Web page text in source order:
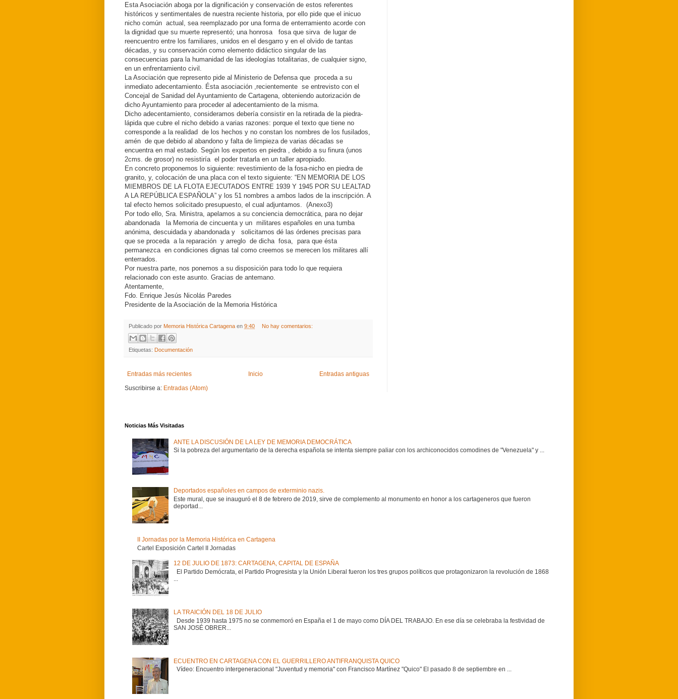
Esta Asociación aboga por la dignificación y conservación de estos referentes
históricos y sentimentales de nuestra reciente historia, por ello pide que el inicuo
nicho común actual, sea reemplazado por una forma de enterramiento acorde con
la dignidad que su muerte representó; una honrosa fosa que sirva de lugar de
reencuentro entre los familiares, unidos en el desgarro y en el olvido de tantas
décadas, y su conservación como elemento didáctico singular de las
consecuencias para la humanidad de las ideologías totalitarias, de cualquier signo,
en un enfrentamiento civil.
La Asociación que represento pide al Ministerio de Defensa que proceda a su
inmediato adecentamiento. Ésta asociación ,recientemente se entrevisto con el
Concejal de Sanidad del Ayuntamiento de Cartagena, obteniendo autorización de
dicho Ayuntamiento para proceder al adecentamiento de la misma.
Dicho adecentamiento, consideramos debería consistir en la retirada de la piedra-
lápida que cubre el nicho debido a varias razones: porque el texto que tiene no
corresponde a la realidad de los hechos y no constan los nombres de los fusilados,
amén de que debido al abandono y falta de limpieza de varias décadas se
encuentra en mal estado. Según los expertos en piedra , debido a su finura (unos
2cms. de grosor) no resistiría el poder tratarla en un taller apropiado.
En concreto proponemos lo siguiente: revestimiento de la fosa-nicho en piedra de
granito, y, colocación de una placa con el texto siguiente: “EN MEMORIA DE LOS
MIEMBROS DE LA FLOTA EJECUTADOS ENTRE 1939 Y 1945 POR SU LEALTAD
A LA REPÚBLICA ESPAÑOLA” y los 51 nombres a ambos lados de la inscripción. A
tal efecto hemos solicitado presupuesto, el cual adjuntamos. (Anexo3)
Por todo ello, Sra. Ministra, apelamos a su conciencia democrática, para no dejar
abandonada la Memoria de cincuenta y un militares españoles en una tumba
anónima, descuidada y abandonada y solicitamos dé las órdenes precisas para
que se proceda a la reparación y arreglo de dicha fosa, para que ésta
permanezca en condiciones dignas tal como creemos se merecen los militares allí
enterrados.
Por nuestra parte, nos ponemos a su disposición para todo lo que requiera
relacionado con este asunto. Gracias de antemano.
Atentamente,
Fdo. Enrique Jesús Nicolás Paredes
Presidente de la Asociación de la Memoria Histórica
Publicado por Memoria Histórica Cartagena en 9:40 No hay comentarios:
Etiquetas: Documentación
Entradas más recientes Entradas antiguas
Inicio
Suscribirse a: Entradas (Atom)
Noticias Más Visitadas
ANTE LA DISCUSIÓN DE LA LEY DE MEMORIA DEMOCRÁTICA
Si la pobreza del argumentario de la derecha española se intenta siempre paliar con los archiconocidos comodines de "Venezuela" y ...
Deportados españoles en campos de exterminio nazis.
Este mural, que se inauguró el 8 de febrero de 2019, sirve de complemento al monumento en honor a los cartageneros que fueron
deportad...
II Jornadas por la Memoria Histórica en Cartagena
Cartel Exposición Cartel II Jornadas
12 DE JULIO DE 1873: CARTAGENA, CAPITAL DE ESPAÑA
El Partido Demócrata, el Partido Progresista y la Unión Liberal fueron los tres grupos políticos que protagonizaron la revolución de 1868
LA TRAICIÓN DEL 18 DE JULIO
Desde 1939 hasta 1975 no se conmemoró en España el 1 de mayo como DÍA DEL TRABAJO. En ese día se celebraba la festividad de
SAN JOSÉ OBRER...
ECUENTRO EN CARTAGENA CON EL GUERRILLERO ANTIFRANQUISTA QUICO
Vídeo: Encuentro intergeneracional "Juventud y memoria" con Francisco Martínez "Quico" El pasado 8 de septiembre en ...